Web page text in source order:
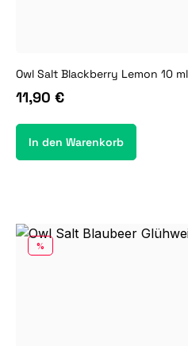
Owl Salt Blackberry Lemon 10
11,90 €
In den Warenkorb
RABATT
%